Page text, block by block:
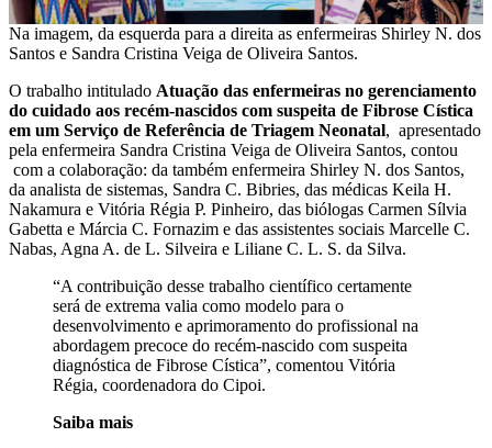
Na imagem, da esquerda para a direita as enfermeiras Shirley N. dos
Santos e Sandra Cristina Veiga de Oliveira Santos.
O trabalho intitulado Atuação das enfermeiras no gerenciamento
do cuidado aos recém-nascidos com suspeita de Fibrose Cística
em um Serviço de Referência de Triagem Neonatal, apresentado
pela enfermeira Sandra Cristina Veiga de Oliveira Santos, contou
com a colaboração: da também enfermeira Shirley N. dos Santos,
da analista de sistemas, Sandra C. Bibries, das médicas Keila H.
Nakamura e Vitória Régia P. Pinheiro, das biólogas Carmen Sílvia
Gabetta e Márcia C. Fornazim e das assistentes sociais Marcelle C.
Nabas, Agna A. de L. Silveira e Liliane C. L. S. da Silva.
“A contribuição desse trabalho científico certamente
será de extrema valia como modelo para o
desenvolvimento e aprimoramento do profissional na
abordagem precoce do recém-nascido com suspeita
diagnóstica de Fibrose Cística”, comentou Vitória
Régia, coordenadora do Cipoi.
Saiba mais